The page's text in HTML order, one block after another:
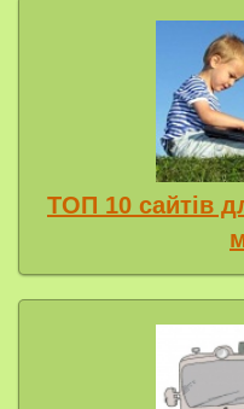
ТОП 10 сайтів